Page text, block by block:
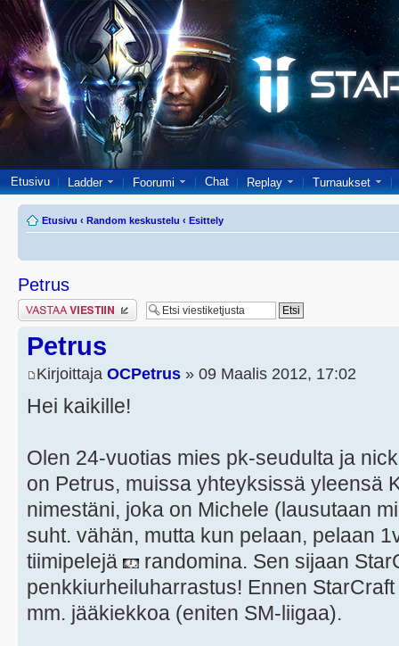
Etusivu Ladder Foorumi Chat Replay Turnaukset
Etusivu ‹ Random keskustelu ‹ Esittely
Petrus
Lähetä vastaus
Petrus
Kirjoittaja OCPetrus » 09 Maalis 2012, 17:02
Hei kaikille!
Olen 24-vuotias mies pk-seudulta ja
on Petrus, muissa yhteyksissä yleensä
nimestäni, joka on Michele (lausutaan
suht. vähän, mutta kun pelaan, pelaan
tiimipelejä
randomina. Sen sijaan
penkkiurheiluharrastus! Ennen
mm. jääkiekkoa (eniten SM-liigaa).